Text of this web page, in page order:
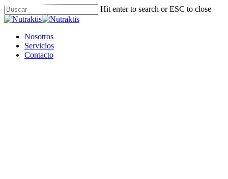
Skip
to
content
Hit enter to search or ESC to close
Close
Menu
Nosotros
Servicios
Contacto